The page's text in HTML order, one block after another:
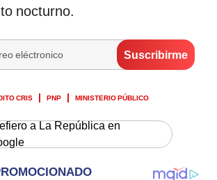
nocturno.
CRIS PNP MINISTERIO PÚBLICO
a La República en